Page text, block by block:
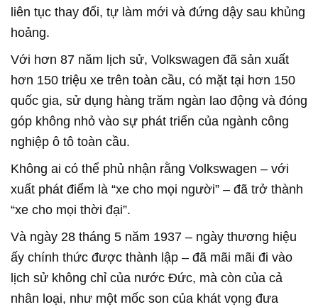
liên tục thay đổi, tự làm mới và đứng dậy sau khủng
hoảng.
Với hơn 87 năm lịch sử, Volkswagen đã sản xuất
hơn 150 triệu xe trên toàn cầu, có mặt tại hơn 150
quốc gia, sử dụng hàng trăm ngàn lao động và đóng
góp không nhỏ vào sự phát triển của ngành công
nghiệp ô tô toàn cầu.
Không ai có thể phủ nhận rằng Volkswagen – với
xuất phát điểm là “xe cho mọi người” – đã trở thành
“xe cho mọi thời đại”.
Và ngày 28 tháng 5 năm 1937 – ngày thương hiệu
ấy chính thức được thành lập – đã mãi mãi đi vào
lịch sử không chỉ của nước Đức, mà còn của cả
nhân loại, như một mốc son của khát vọng đưa